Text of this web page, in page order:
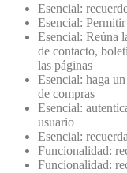
Esencial:
Esencial:
Esencial: Reúna
de contacto,
las páginas
Esencial: haga
de compras
Esencial:
usuario
Esencial:
Funcionalidad:
Funcionalidad: